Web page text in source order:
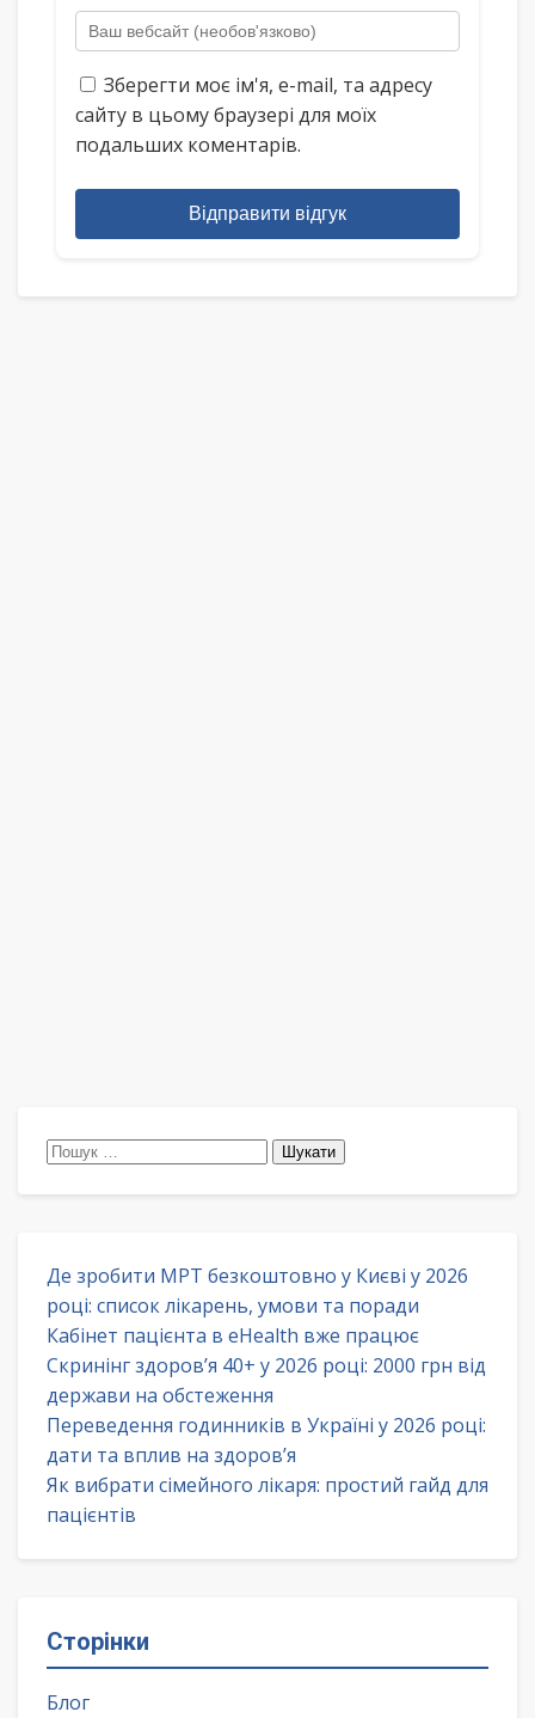
Зберегти моє ім'я, e-mail, та адресу
сайту в цьому браузері для моїх
подальших коментарів.
Відправити відгук
Пошук:
Де зробити МРТ безкоштовно у Києві у 2026
році: список лікарень, умови та поради
Кабінет пацієнта в eHealth вже працює
Скринінг здоров’я 40+ у 2026 році: 2000 грн від
держави на обстеження
Переведення годинників в Україні у 2026 році:
дати та вплив на здоров’я
Як вибрати сімейного лікаря: простий гайд для
пацієнтів
Сторінки
Блог